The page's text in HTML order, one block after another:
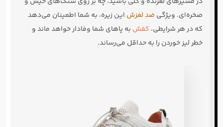
صخره‌ای. ویژگی ضد لغزش این زیره، به شما اطمینان می‌دهد
که در هر شرایطی، کفش به پاهای شما وفادار خواهد ماند و
خطر لیز خوردن را به حداقل می‌رساند.